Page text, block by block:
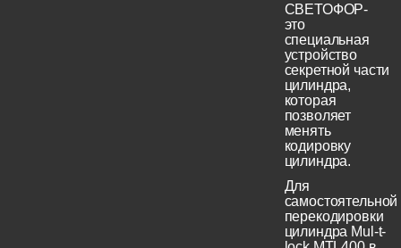
СВЕТОФОР-
это
специальная
устройство
секретной части
цилиндра,
которая
позволяет
менять
кодировку
цилиндра.
Для
самостоятельной
перекодировки
цилиндра Mul-t-